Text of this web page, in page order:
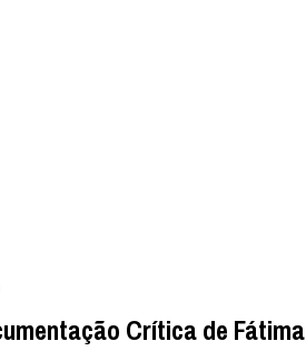
Crítica de Fátima